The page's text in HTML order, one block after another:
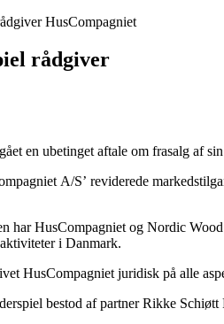
HusCompagniet
rådgiver
en ubetinget aftale om frasalg af sin
A/S’ reviderede
har HusCompagniet og Nordic Wood
aktiviteter i Danmark.
HusCompagniet juridisk på alle
bestod af partner Rikke Schiøtt